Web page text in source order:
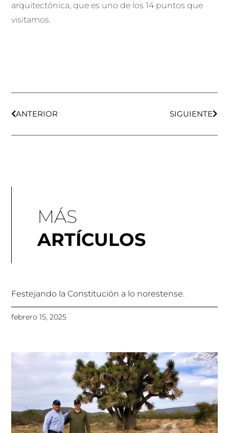
arquitectónica, que es uno de los 14 puntos que
visitamos.
ANTERIOR
SIGUIENTE
MÁS
ARTÍCULOS
Festejando la Constitución a lo norestense.
febrero 15, 2025